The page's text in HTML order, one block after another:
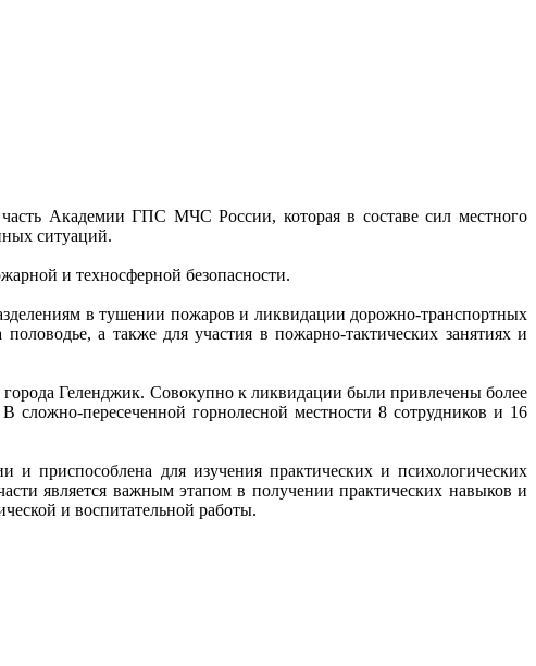
часть Академии ГПС МЧС России, которая в составе сил местного
ситуаций.
и техносферной безопасности.
в тушении пожаров и ликвидации дорожно-транспортных
а также для участия в пожарно-тактических занятиях и
Геленджик. Совокупно к ликвидации были привлечены более
пересеченной горнолесной местности 8 сотрудников и 16
и приспособлена для изучения практических и психологических
является важным этапом в получении практических навыков и
и воспитательной работы.